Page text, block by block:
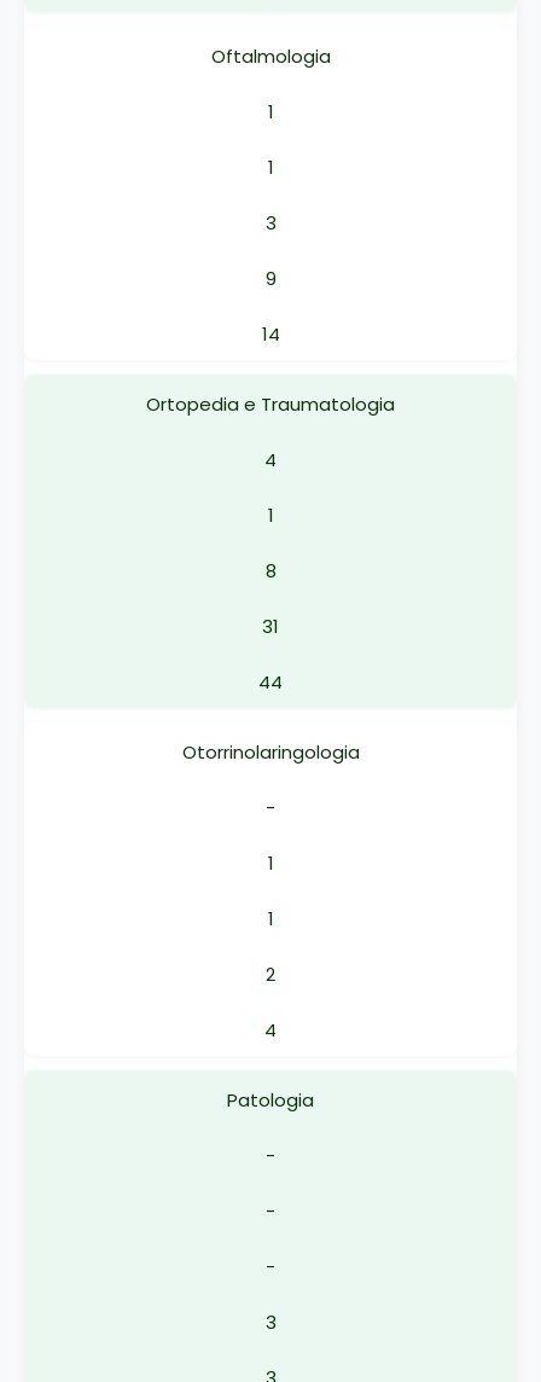
Oftalmologia
1
1
3
9
14
Ortopedia e Traumatologia
4
1
8
31
44
Otorrinolaringologia
-
1
1
2
4
Patologia
-
-
-
3